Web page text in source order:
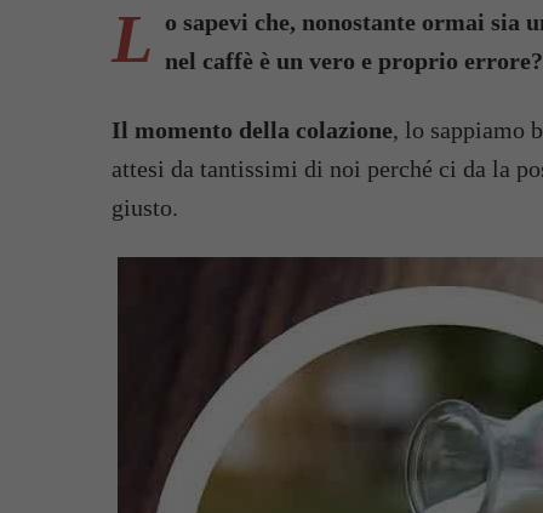
L o sapevi che, nonostante ormai
nel caffè è un vero e proprio
Il momento della colazione, lo sappiamo
attesi da tantissimi di noi perché ci da la
giusto.